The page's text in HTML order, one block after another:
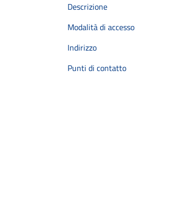
Descrizione
Modalità di accesso
Indirizzo
Punti di contatto